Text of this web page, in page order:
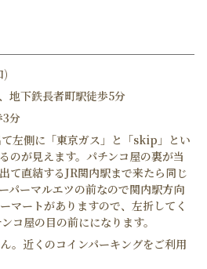
)
地下鉄長者町駅徒歩5分
3分
左側に「東京ガス」と「skip」とい
のが見えます。パチンコ屋の裏が当
て直結するJR関内駅まで来たら同じ
パーマルエツの前なので関内駅方向
マートがありますので、左折してく
コ屋の目の前にになります。
。近くのコインパーキングをご利用